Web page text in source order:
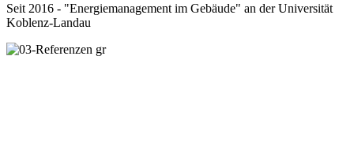
Seit 2016 - "Energiemanagement im Gebäude" an der Universität
Koblenz-Landau